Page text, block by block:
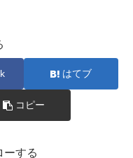
はてブ
コピー
ーする